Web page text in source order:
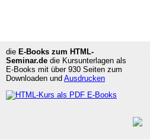
die E-Books zum HTML-
Seminar.de die Kursunterlagen als
E-Books mit über 930 Seiten zum
Downloaden und Ausdrucken